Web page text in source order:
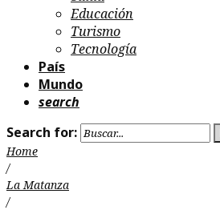
Educación
Turismo
Tecnología
País
Mundo
search
Search for:
Home
/
La Matanza
/